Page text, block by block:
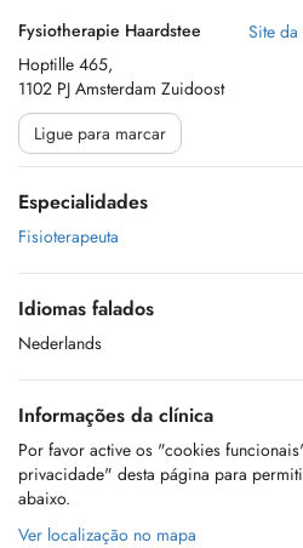
Fysiotherapie Haardstee
Hoptille 465,
1102 PJ Amsterdam Zuidoost
Site
Ligue para marcar
Especialidades
Fisioterapeuta
Idiomas falados
Nederlands
Informações da clínica
Por favor active os "cookies
privacidade" desta página para
abaixo.
Ver localização no mapa